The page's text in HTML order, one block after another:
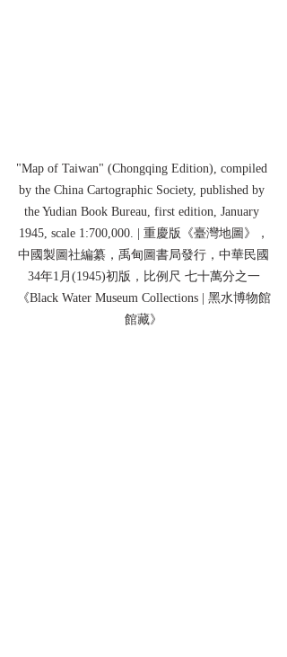
"Map of Taiwan" (Chongqing Edition), compiled
by the China Cartographic Society, published by
the Yudian Book Bureau, first edition, January
1945, scale 1:700,000. | 重慶版《臺灣地圖》，
中國製圖社編纂，禹甸圖書局發行，中華民國
34年1月(1945)初版，比例尺 七十萬分之一
《Black Water Museum Collections | 黑水博物館
館藏》